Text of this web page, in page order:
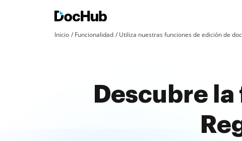
Inicio Funcionalidad Utiliza nuestras funciones de edición de
Descubre